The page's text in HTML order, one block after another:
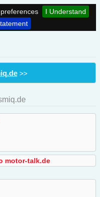
I Understand
>>
motor-talk.de